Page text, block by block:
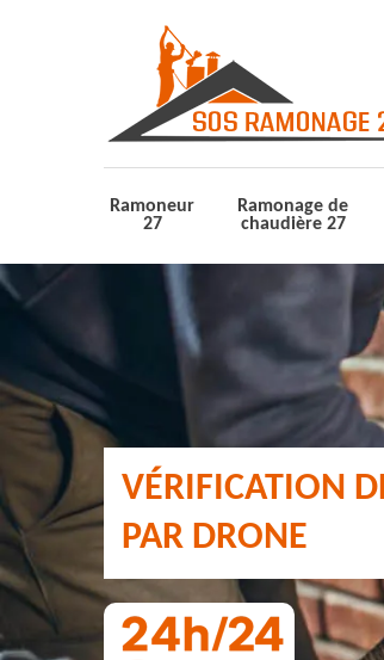
Ramoneur
27
Ramonage de
chaudière 27
VÉRIFICATION
PAR DRONE